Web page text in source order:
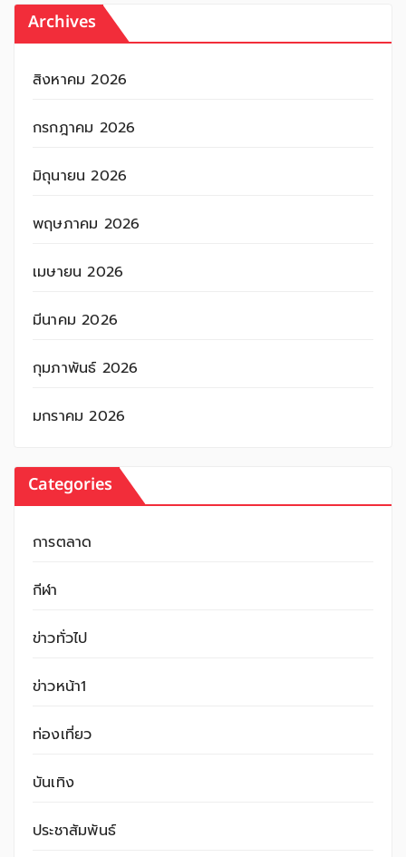
Archives
สิงหาคม 2026
กรกฎาคม 2026
มิถุนายน 2026
พฤษภาคม 2026
เมษายน 2026
มีนาคม 2026
กุมภาพันธ์ 2026
มกราคม 2026
Categories
การตลาด
กีฬา
ข่าวทั่วไป
ข่าวหน้า1
ท่องเที่ยว
บันเทิง
ประชาสัมพันธ์